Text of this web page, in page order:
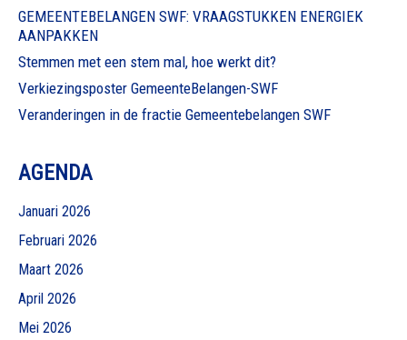
GEMEENTEBELANGEN SWF: VRAAGSTUKKEN ENERGIEK
AANPAKKEN
Stemmen met een stem mal, hoe werkt dit?
Verkiezingsposter GemeenteBelangen-SWF
Veranderingen in de fractie Gemeentebelangen SWF
AGENDA
Januari 2026
Februari 2026
Maart 2026
April 2026
Mei 2026